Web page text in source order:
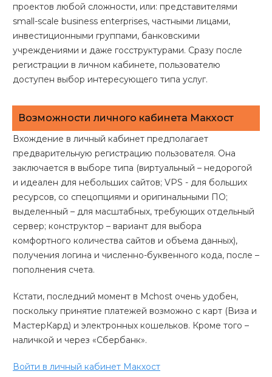
проектов любой сложности, или: представителями
small-scale business enterprises, частными лицами,
инвестиционными группами, банковскими
учреждениями и даже госструктурами. Сразу после
регистрации в личном кабинете, пользователю
доступен выбор интересующего типа услуг.
Возможности личного кабинета Макхост
Вхождение в личный кабинет предполагает
предварительную регистрацию пользователя. Она
заключается в выборе типа (виртуальный – недорогой
и идеален для небольших сайтов; VPS - для больших
ресурсов, со спецопциями и оригинальными ПО;
выделенный – для масштабных, требующих отдельный
сервер; конструктор – вариант для выбора
комфортного количества сайтов и объема данных),
получения логина и численно-буквенного кода, после –
пополнения счета.
Кстати, последний момент в Mchost очень удобен,
поскольку принятие платежей возможно с карт (Виза и
МастерКард) и электронных кошельков. Кроме того –
наличкой и через «Сбербанк».
Войти в личный кабинет Макхост